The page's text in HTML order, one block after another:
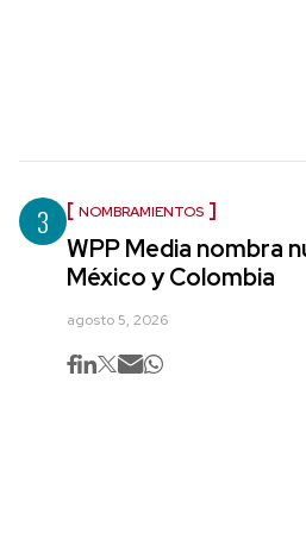
3 NOMBRAMIENTOS
WPP Media nombra
México y Colombia
agosto 5, 2026